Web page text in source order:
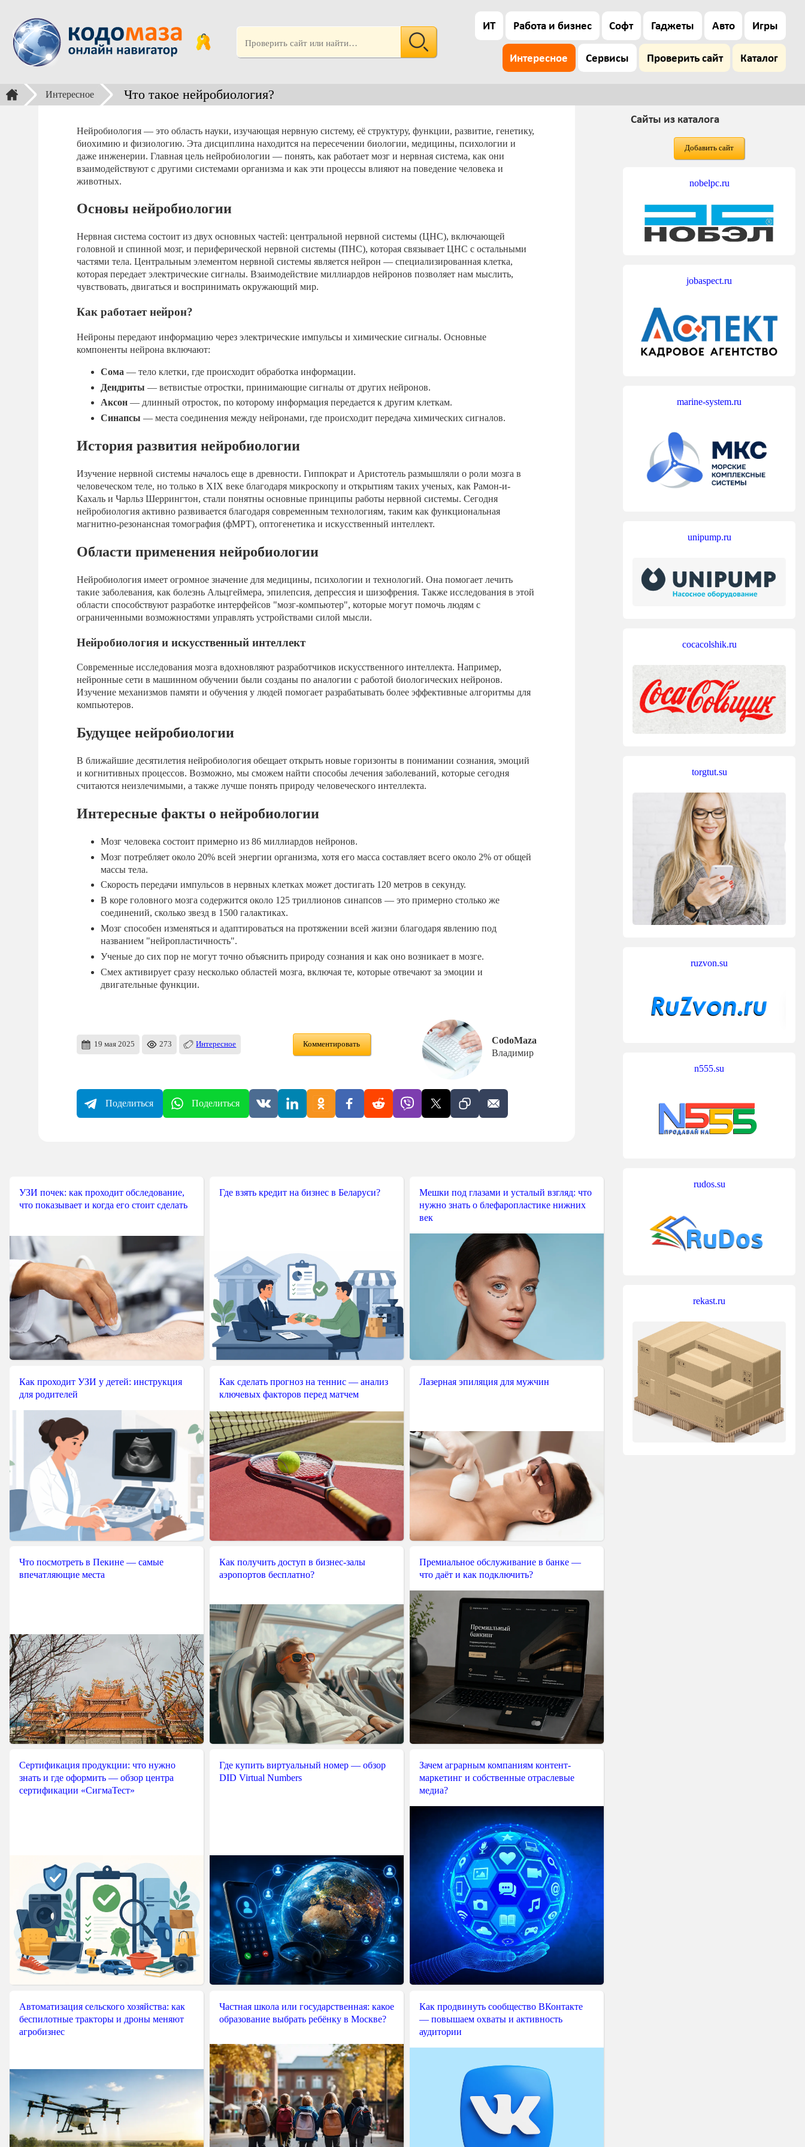
ИТ Работа и бизнес Софт Гаджеты Авто Игры
Интересное Сервисы Проверить сайт Каталог
Интересное Что такое нейробиология?
Нейробиология — это область науки, изучающая нервную систему, её структуру, функции, развитие, генетику,
биохимию и физиологию. Эта дисциплина находится на пересечении биологии, медицины, психологии и
даже инженерии. Главная цель нейробиологии — понять, как работает мозг и нервная система, как они
взаимодействуют с другими системами организма и как эти процессы влияют на поведение человека и
животных.
Основы нейробиологии
Нервная система состоит из двух основных частей: центральной нервной системы (ЦНС), включающей
головной и спинной мозг, и периферической нервной системы (ПНС), которая связывает ЦНС с остальными
частями тела. Центральным элементом нервной системы является нейрон — специализированная клетка,
которая передает электрические сигналы. Взаимодействие миллиардов нейронов позволяет нам мыслить,
чувствовать, двигаться и воспринимать окружающий мир.
Как работает нейрон?
Нейроны передают информацию через электрические импульсы и химические сигналы. Основные
компоненты нейрона включают:
Сома — тело клетки, где происходит обработка информации.
Дендриты — ветвистые отростки, принимающие сигналы от других нейронов.
Аксон — длинный отросток, по которому информация передается к другим клеткам.
Синапсы — места соединения между нейронами, где происходит передача химических сигналов.
История развития нейробиологии
Изучение нервной системы началось еще в древности. Гиппократ и Аристотель размышляли о роли мозга в
человеческом теле, но только в XIX веке благодаря микроскопу и открытиям таких ученых, как Рамон-и-
Кахаль и Чарльз Шеррингтон, стали понятны основные принципы работы нервной системы. Сегодня
нейробиология активно развивается благодаря современным технологиям, таким как функциональная
магнитно-резонансная томография (фМРТ), оптогенетика и искусственный интеллект.
Области применения нейробиологии
Нейробиология имеет огромное значение для медицины, психологии и технологий. Она помогает лечить
такие заболевания, как болезнь Альцгеймера, эпилепсия, депрессия и шизофрения. Также исследования в этой
области способствуют разработке интерфейсов "мозг-компьютер", которые могут помочь людям с
ограниченными возможностями управлять устройствами силой мысли.
Нейробиология и искусственный интеллект
Современные исследования мозга вдохновляют разработчиков искусственного интеллекта. Например,
нейронные сети в машинном обучении были созданы по аналогии с работой биологических нейронов.
Изучение механизмов памяти и обучения у людей помогает разрабатывать более эффективные алгоритмы для
компьютеров.
Будущее нейробиологии
В ближайшие десятилетия нейробиология обещает открыть новые горизонты в понимании сознания, эмоций
и когнитивных процессов. Возможно, мы сможем найти способы лечения заболеваний, которые сегодня
считаются неизлечимыми, а также лучше понять природу человеческого интеллекта.
Интересные факты о нейробиологии
Мозг человека состоит примерно из 86 миллиардов нейронов.
Мозг потребляет около 20% всей энергии организма, хотя его масса составляет всего около 2% от общей
массы тела.
Скорость передачи импульсов в нервных клетках может достигать 120 метров в секунду.
В коре головного мозга содержится около 125 триллионов синапсов — это примерно столько же
соединений, сколько звезд в 1500 галактиках.
Мозг способен изменяться и адаптироваться на протяжении всей жизни благодаря явлению под
названием "нейропластичность".
Ученые до сих пор не могут точно объяснить природу сознания и как оно возникает в мозге.
Смех активирует сразу несколько областей мозга, включая те, которые отвечают за эмоции и
двигательные функции.
19 мая 2025 273 Интересное Комментировать
CodoMaza
Владимир
Поделиться Поделиться
УЗИ почек: как проходит обследование,
что показывает и когда его стоит сделать
Где взять кредит на бизнес в Беларуси?
Мешки под глазами и усталый взгляд: что
нужно знать о блефаропластике нижних
век
Как проходит УЗИ у детей: инструкция
для родителей
Как сделать прогноз на теннис — анализ
ключевых факторов перед матчем
Лазерная эпиляция для мужчин
Что посмотреть в Пекине — самые
впечатляющие места
Как получить доступ в бизнес-залы
аэропортов бесплатно?
Премиальное обслуживание в банке —
что даёт и как подключить?
Сертификация продукции: что нужно
знать и где оформить — обзор центра
сертификации «СигмаТест»
Где купить виртуальный номер — обзор
DID Virtual Numbers
Зачем аграрным компаниям контент-
маркетинг и собственные отраслевые
медиа?
Автоматизация сельского хозяйства: как
беспилотные тракторы и дроны меняют
агробизнес
Частная школа или государственная: какое
образование выбрать ребёнку в Москве?
Как продвинуть сообщество ВКонтакте
— повышаем охваты и активность
аудитории
Сайты из каталога
Добавить сайт
nobelpc.ru
jobaspect.ru
marine-system.ru
unipump.ru
cocacolshik.ru
torgtut.su
ruzvon.su
n555.su
rudos.su
rekast.ru